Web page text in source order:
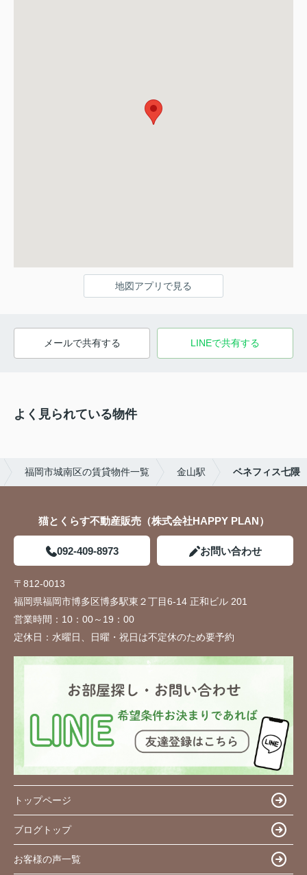
地図アプリで見る
メールで共有する LINEで共有する
よく見られている物件
福岡市城南区の賃貸物件一覧 金山駅 ベネフィス七隈
猫とくらす不動産販売（株式会社HAPPY PLAN）
092-409-8973 お問い合わせ
〒812-0013
福岡県福岡市博多区博多駅東２丁目6-14 正和ビル 201
営業時間： 10：00～19：00
定休日： 水曜日、日曜・祝日は不定休のため要予約
トップページ
ブログトップ
お客様の声一覧